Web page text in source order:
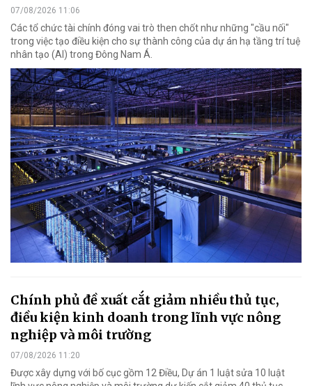
07/08/2026 11:06
Các tổ chức tài chính đóng vai trò then chốt như những "cầu nối"
trong việc tạo điều kiện cho sự thành công của dự án hạ tầng trí tuệ
nhân tạo (AI) trong Đông Nam Á.
Chính phủ đề xuất cắt giảm nhiều thủ tục,
điều kiện kinh doanh trong lĩnh vực nông
nghiệp và môi trường
07/08/2026 11:20
Được xây dựng với bố cục gồm 12 Điều, Dự án 1 luật sửa 10 luật